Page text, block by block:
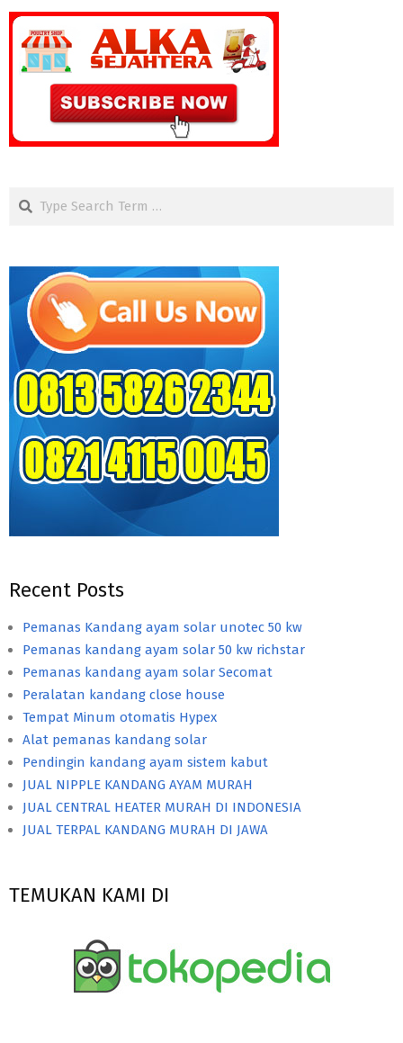
Search
Recent Posts
Pemanas Kandang ayam solar unotec 50 kw
Pemanas kandang ayam solar 50 kw richstar
Pemanas kandang ayam solar Secomat
Peralatan kandang close house
Tempat Minum otomatis Hypex
Alat pemanas kandang solar
Pendingin kandang ayam sistem kabut
JUAL NIPPLE KANDANG AYAM MURAH
JUAL CENTRAL HEATER MURAH DI INDONESIA
JUAL TERPAL KANDANG MURAH DI JAWA
TEMUKAN KAMI DI